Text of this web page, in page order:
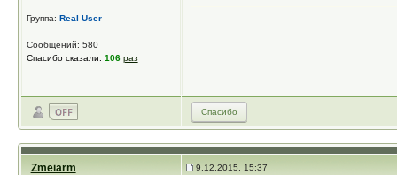
Группа: Real User
Сообщений: 580
Спасибо сказали: 106 раз
Спасибо
Zmeiarm 9.12.2015, 15:37